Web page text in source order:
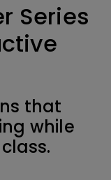
Series
that
while